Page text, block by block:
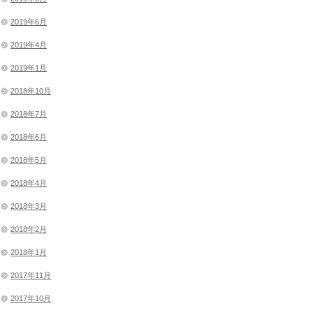
2019年6月
2019年4月
2019年1月
2018年10月
2018年7月
2018年6月
2018年5月
2018年4月
2018年3月
2018年2月
2018年1月
2017年11月
2017年10月